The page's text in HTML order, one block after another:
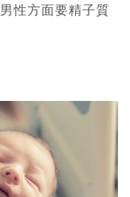
性方面要精子質